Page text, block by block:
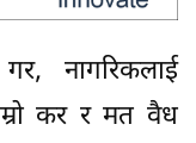
नागरिकलाई
कर र मत वैध